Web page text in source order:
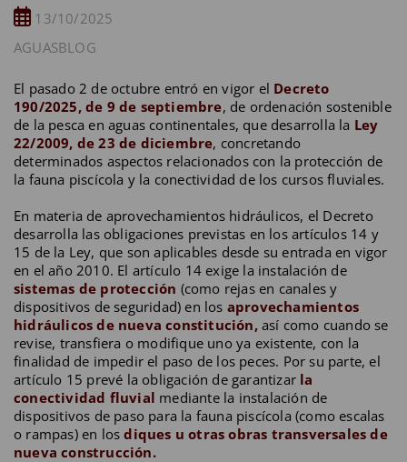
13/10/2025
AGUASBLOG
El pasado 2 de octubre entró en vigor el Decreto
190/2025, de 9 de septiembre, de ordenación sostenible
de la pesca en aguas continentales, que desarrolla la Ley
22/2009, de 23 de diciembre, concretando
determinados aspectos relacionados con la protección de
la fauna piscícola y la conectividad de los cursos fluviales.
En materia de aprovechamientos hidráulicos, el Decreto
desarrolla las obligaciones previstas en los artículos 14 y
15 de la Ley, que son aplicables desde su entrada en vigor
en el año 2010. El artículo 14 exige la instalación de
sistemas de protección (como rejas en canales y
dispositivos de seguridad) en los aprovechamientos
hidráulicos de nueva constitución,así como cuando se
revise, transfiera o modifique uno ya existente, con la
finalidad de impedir el paso de los peces. Por su parte, el
artículo 15 prevé la obligación de garantizar la
conectividad fluvial mediante la instalación de
dispositivos de paso para la fauna piscícola (como escalas
o rampas) en losdiques u otras obras transversales de
nueva construcción.